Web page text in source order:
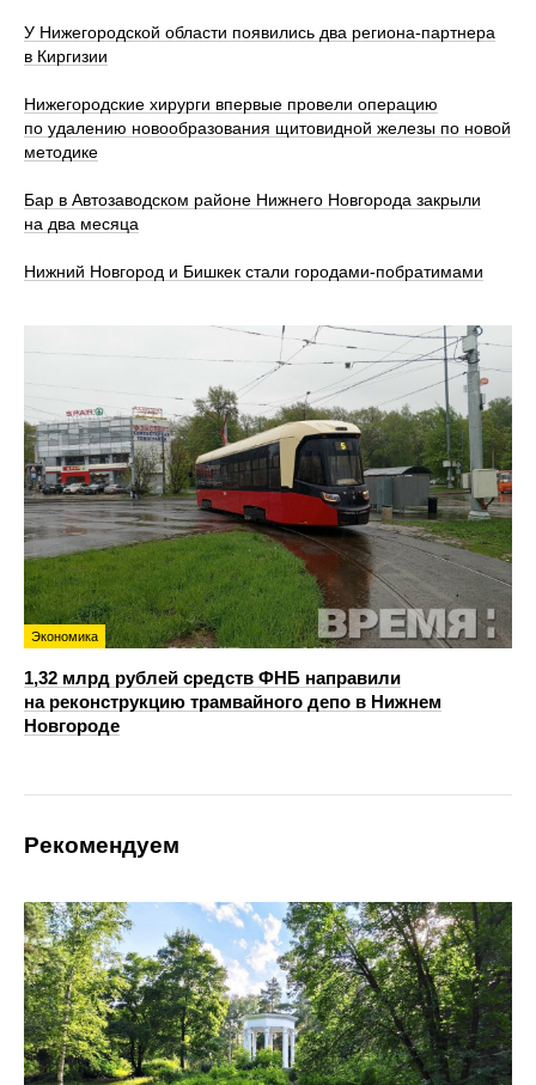
У Нижегородской области появились два региона-партнера
в Киргизии
Нижегородские хирурги впервые провели операцию
по удалению новообразования щитовидной железы по новой
методике
Бар в Автозаводском районе Нижнего Новгорода закрыли
на два месяца
Нижний Новгород и Бишкек стали городами-побратимами
Экономика
1,32 млрд рублей средств ФНБ направили
на реконструкцию трамвайного депо в Нижнем
Новгороде
Рекомендуем